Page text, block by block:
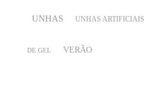
UNHAS UNHAS ARTIFICIAIS
DE GEL VERÃO